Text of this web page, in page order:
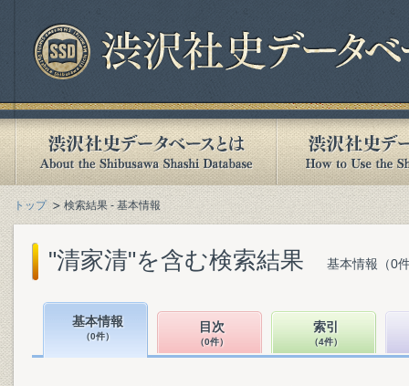
トップ 検索結果 - 基本情報
"清家清"を含む検索結果 基本情報（0
基本情報
（0件）
目次
（0件）
索引
（4件）